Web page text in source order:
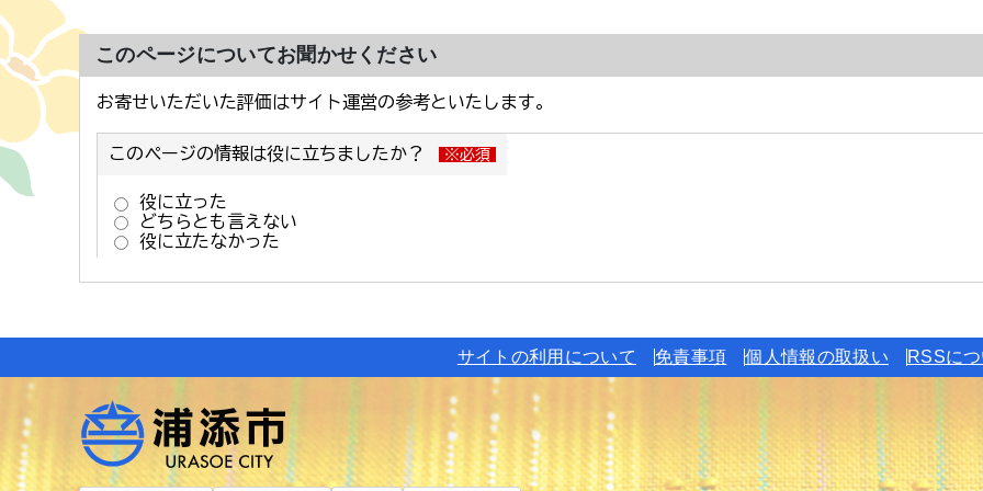
このページについてお聞かせください
サイトの利用について 免責事項 個人情報の取扱い RSSに